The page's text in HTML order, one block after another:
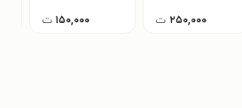
۲۵۰,۰۰۰ ت ۱۵۰,۰۰۰ ت